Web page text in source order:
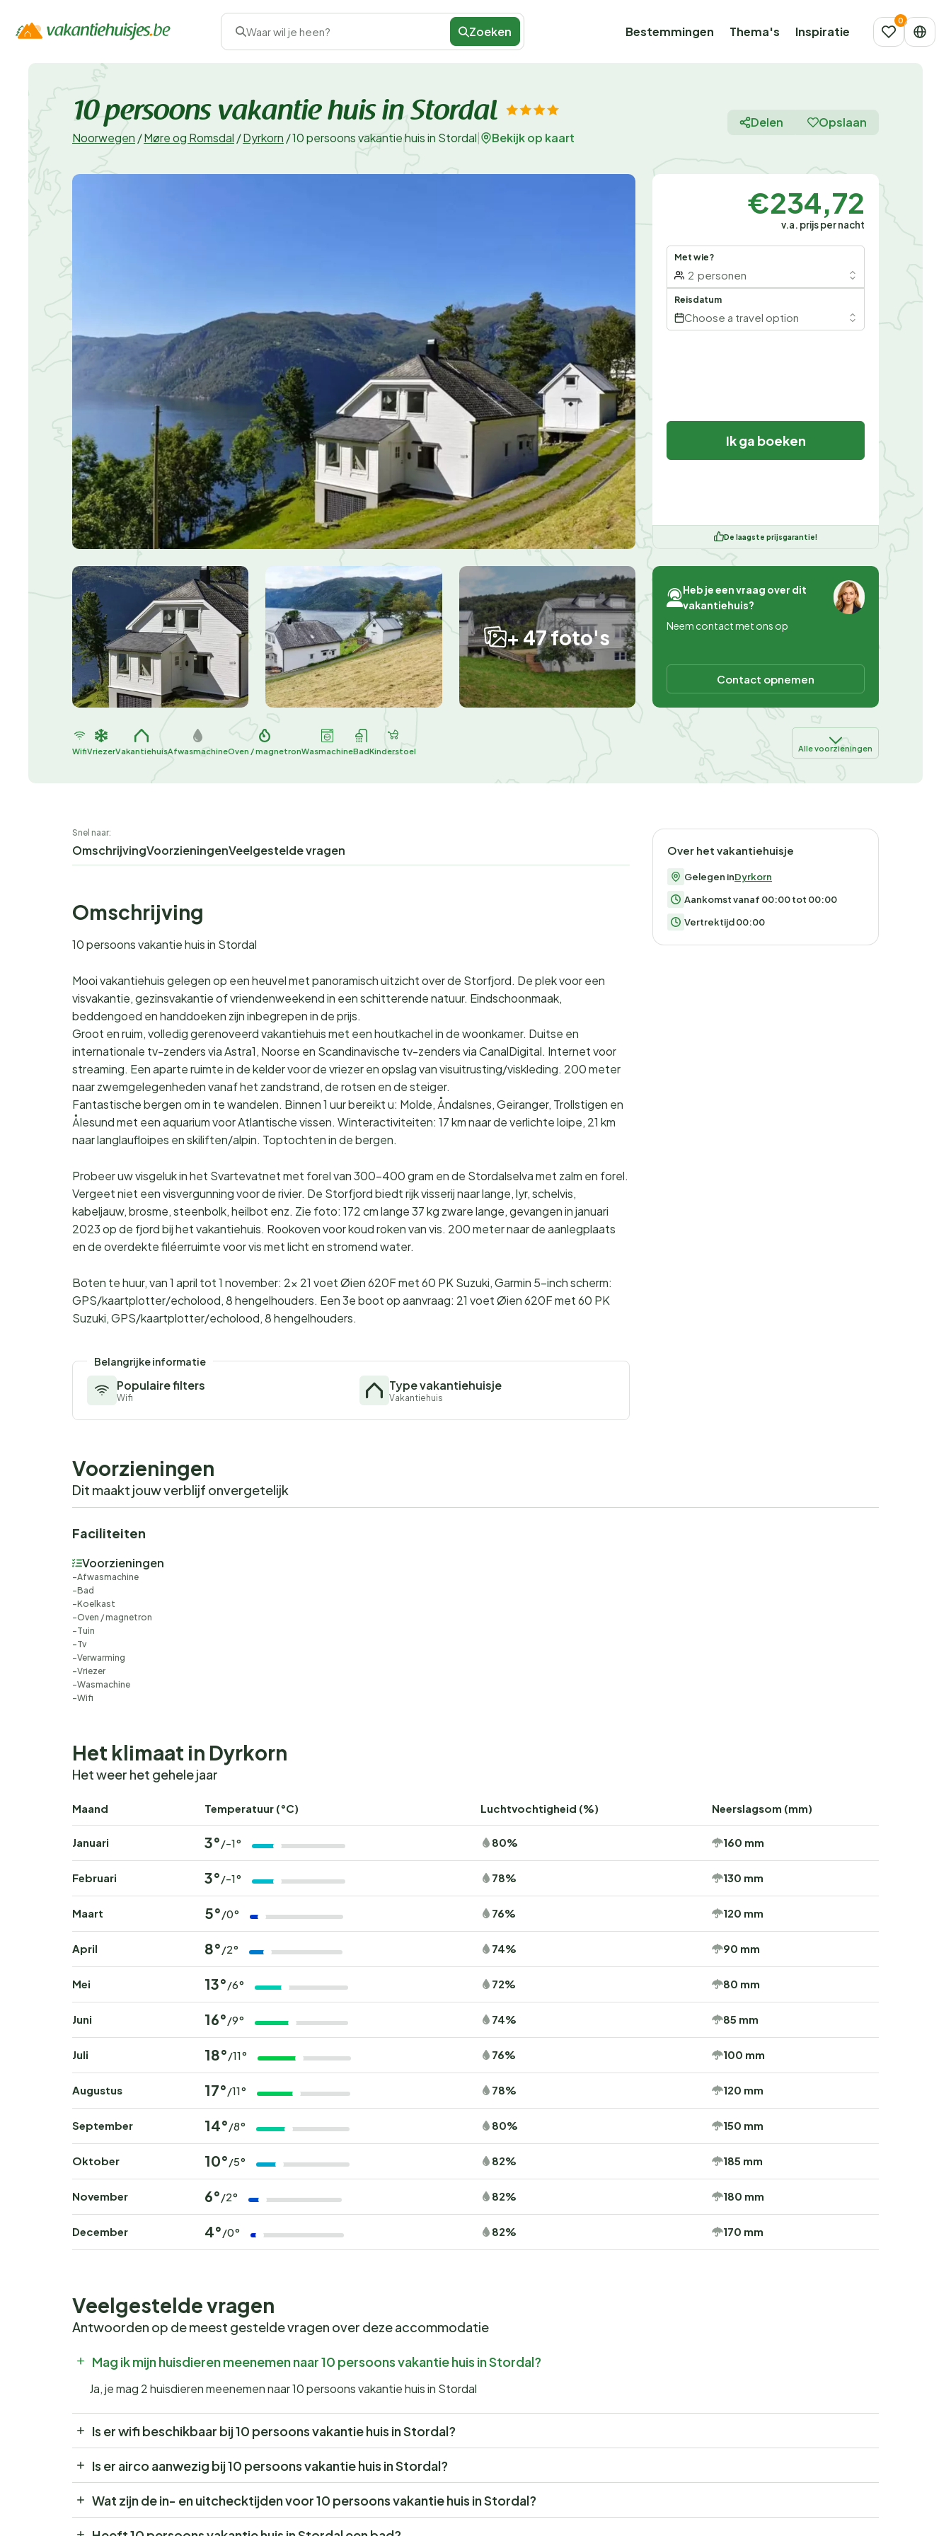
Waar wil je heen? Zoeken Bestemmingen Thema's Inspiratie
10 persoons vakantie huis in Stordal
Noorwegen /Møre og Romsdal /Dyrkorn /10 persoons vakantie huis in Stordal Bekijk op kaart
Delen Opslaan
+ 47 foto's
€234,72
v.a. prijs per nacht
Met wie?
2 personen
Reisdatum
Choose a travel option
Ik ga boeken
De laagste prijsgarantie!
Heb je een vraag over dit
vakantiehuis?
Neem contact met ons op
Contact opnemen
WifiVriezerVakantiehuisAfwasmachineOven / magnetronWasmachineBadKinderstoel Alle voorzieningen
Snel naar:
OmschrijvingVoorzieningenVeelgestelde vragen
Omschrijving
10 persoons vakantie huis in Stordal
Mooi vakantiehuis gelegen op een heuvel met panoramisch uitzicht over de Storfjord. De plek voor een
visvakantie, gezinsvakantie of vriendenweekend in een schitterende natuur. Eindschoonmaak,
beddengoed en handdoeken zijn inbegrepen in de prijs.
Groot en ruim, volledig gerenoveerd vakantiehuis met een houtkachel in de woonkamer. Duitse en
internationale tv-zenders via Astra1, Noorse en Scandinavische tv-zenders via CanalDigital. Internet voor
streaming. Een aparte ruimte in de kelder voor de vriezer en opslag van visuitrusting/viskleding. 200 meter
naar zwemgelegenheden vanaf het zandstrand, de rotsen en de steiger.
Fantastische bergen om in te wandelen. Binnen 1 uur bereikt u: Molde, Åndalsnes, Geiranger, Trollstigen en
Ålesund met een aquarium voor Atlantische vissen. Winteractiviteiten: 17 km naar de verlichte loipe, 21 km
naar langlaufloipes en skiliften/alpin. Toptochten in de bergen.
Probeer uw visgeluk in het Svartevatnet met forel van 300-400 gram en de Stordalselva met zalm en forel.
Vergeet niet een visvergunning voor de rivier. De Storfjord biedt rijk visserij naar lange, lyr, schelvis,
kabeljauw, brosme, steenbolk, heilbot enz. Zie foto: 172 cm lange 37 kg zware lange, gevangen in januari
2023 op de fjord bij het vakantiehuis. Rookoven voor koud roken van vis. 200 meter naar de aanlegplaats
en de overdekte filéerruimte voor vis met licht en stromend water.
Boten te huur, van 1 april tot 1 november: 2x 21 voet Øien 620F met 60 PK Suzuki, Garmin 5-inch scherm:
GPS/kaartplotter/echolood, 8 hengelhouders. Een 3e boot op aanvraag: 21 voet Øien 620F met 60 PK
Suzuki, GPS/kaartplotter/echolood, 8 hengelhouders.
Belangrijke informatie
Populaire filters
Wifi
Type vakantiehuisje
Vakantiehuis
Over het vakantiehuisje
Gelegen inDyrkorn
Aankomst vanaf 00:00 tot 00:00
Vertrektijd 00:00
Voorzieningen
Dit maakt jouw verblijf onvergetelijk
Faciliteiten
Voorzieningen
Afwasmachine
Bad
Koelkast
Oven / magnetron
Tuin
Tv
Verwarming
Vriezer
Wasmachine
Wifi
Het klimaat in Dyrkorn
Het weer het gehele jaar
Maand Temperatuur (°C) Luchtvochtigheid (%) Neerslagsom (mm)
Januari 3° /-1° 80% 160 mm
Februari 3° /-1° 78% 130 mm
Maart 5° /0° 76% 120 mm
April 8° /2° 74% 90 mm
Mei 13° /6° 72% 80 mm
Juni 16° /9° 74% 85 mm
Juli 18° /11° 76% 100 mm
Augustus 17° /11° 78% 120 mm
September 14° /8° 80% 150 mm
Oktober 10° /5° 82% 185 mm
November 6° /2° 82% 180 mm
December 4° /0° 82% 170 mm
Veelgestelde vragen
Antwoorden op de meest gestelde vragen over deze accommodatie
Mag ik mijn huisdieren meenemen naar 10 persoons vakantie huis in Stordal?
Ja, je mag 2 huisdieren meenemen naar 10 persoons vakantie huis in Stordal
Is er wifi beschikbaar bij 10 persoons vakantie huis in Stordal?
Is er airco aanwezig bij 10 persoons vakantie huis in Stordal?
Wat zijn de in- en uitchecktijden voor 10 persoons vakantie huis in Stordal?